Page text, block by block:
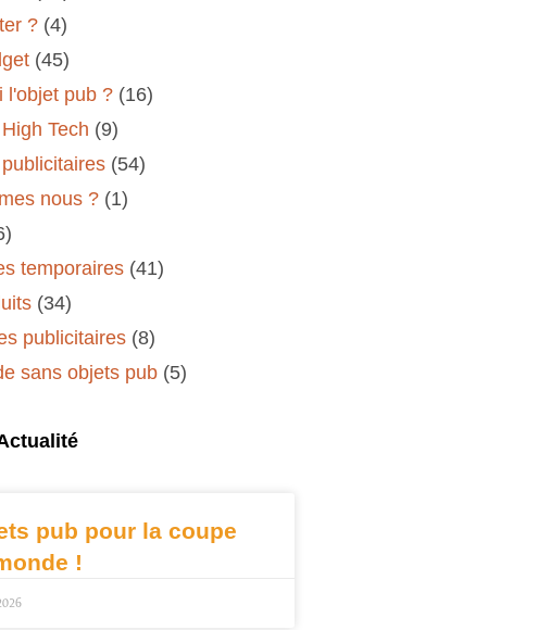
? (4)
(45)
l'objet pub ? (16)
Tech (9)
(54)
nous ? (1)
temporaires (41)
(34)
publicitaires (8)
sans objets pub (5)
pub pour la coupe
!